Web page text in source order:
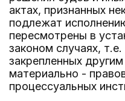
актах, признанных
подлежат
пересмотрены в
законом случаях,
закрепленных
материально -
процессуальных